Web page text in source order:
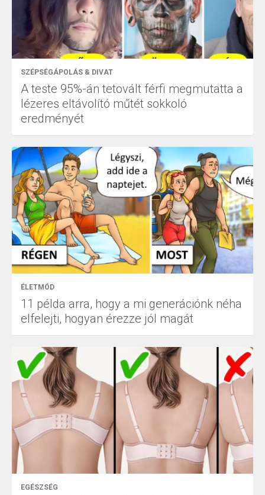
SZÉPSÉGÁPOLÁS & DIVAT
A teste 95%-án tetovált férfi megmutatta a
lézeres eltávolító műtét sokkoló
eredményét
ÉLETMÓD
11 példa arra, hogy a mi generációnk néha
elfelejti, hogyan érezze jól magát
EGÉSZSÉG